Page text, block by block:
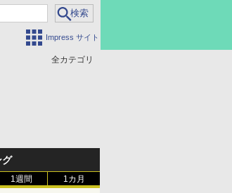
Impress サイト
全カテゴリ
グ
1週間 1カ月